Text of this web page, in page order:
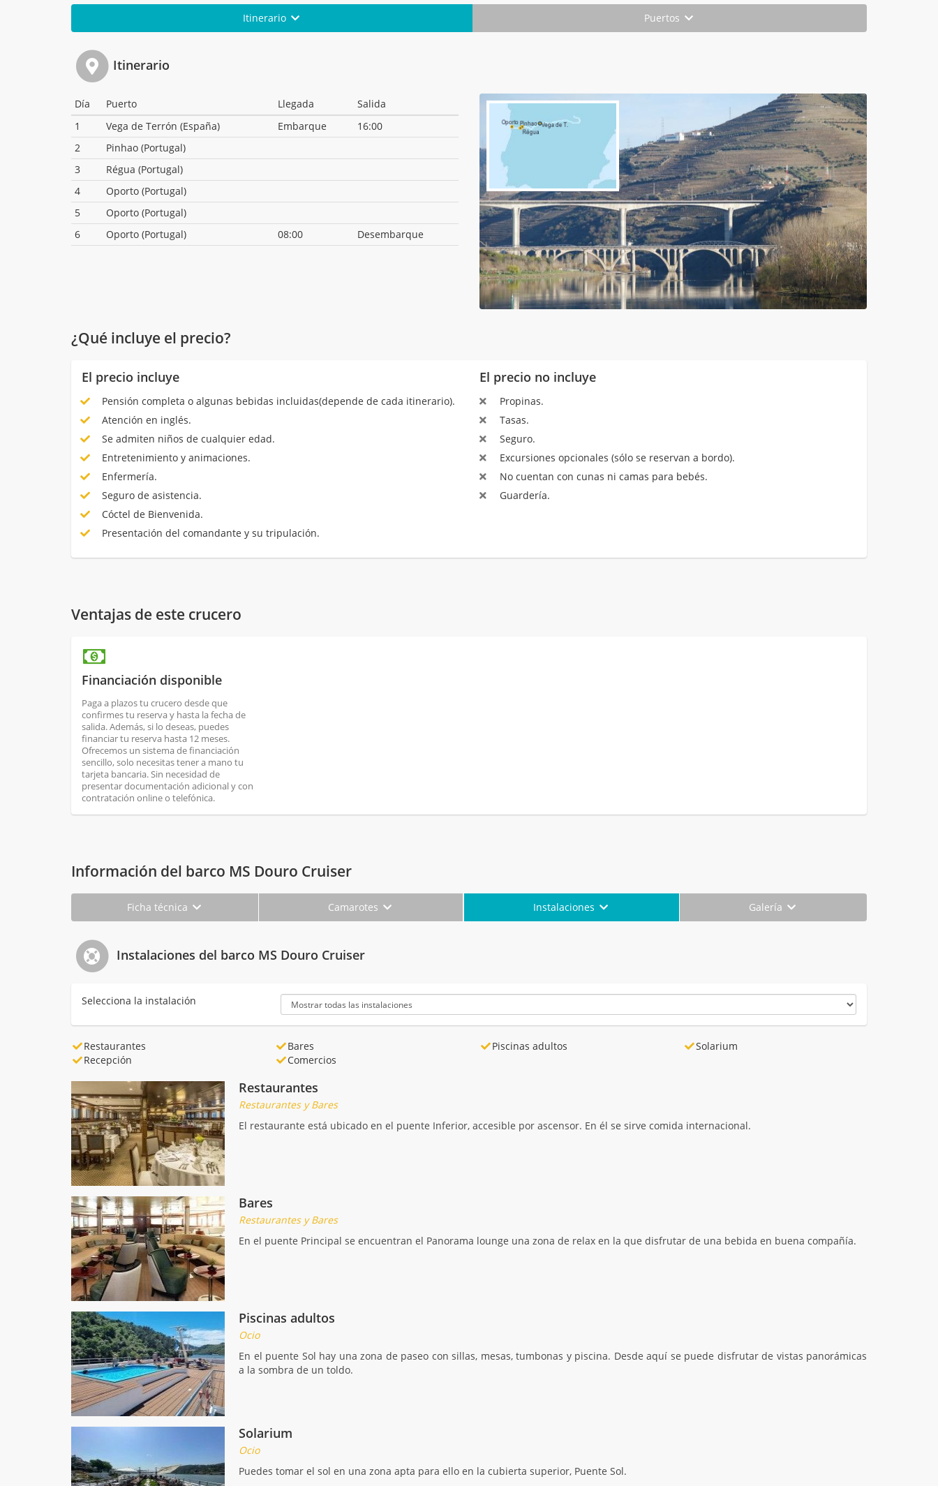
Itinerario Puertos
Itinerario
Día Puerto Llegada
Salida
1
Vega de Terrón (España) Embarque
16:00
2
Pinhao (Portugal)
3
Régua (Portugal)
4
Oporto (Portugal)
5
Oporto (Portugal)
6
Oporto (Portugal) 08:00 Desembarque
¿Qué incluye el precio?
El precio incluye
Pensión completa o algunas bebidas incluidas(depende de cada itinerario).
Atención en inglés.
Se admiten niños de cualquier edad.
Entretenimiento y animaciones.
Enfermería.
Seguro de asistencia.
Cóctel de Bienvenida.
Presentación del comandante y su tripulación.
El precio no incluye
Propinas.
Tasas.
Seguro.
Excursiones opcionales (sólo se reservan a bordo).
No cuentan con cunas ni camas para bebés.
Guardería.
Ventajas de este crucero
Financiación disponible
Paga a plazos tu crucero desde que
confirmes tu reserva y hasta la fecha de
salida. Además, si lo deseas, puedes
financiar tu reserva hasta 12 meses.
Ofrecemos un sistema de financiación
sencillo, solo necesitas tener a mano tu
tarjeta bancaria. Sin necesidad de
presentar documentación adicional y con
contratación online o telefónica.
Información del barco MS Douro Cruiser
Ficha técnica Camarotes Instalaciones Galería
Instalaciones del barco MS Douro Cruiser
Selecciona la instalación
Restaurantes Bares Piscinas adultos
Solarium
Recepción
Comercios
Restaurantes
Restaurantes y Bares
El restaurante está ubicado en el puente Inferior, accesible por ascensor. En él se sirve comida internacional.
Bares
Restaurantes y Bares
En el puente Principal se encuentran el Panorama lounge una zona de relax en la que disfrutar de una bebida en buena compañía.
Piscinas adultos
Ocio
En el puente Sol hay una zona de paseo con sillas, mesas, tumbonas y piscina. Desde aquí se puede disfrutar de vistas panorámicas
a la sombra de un toldo.
Solarium
Ocio
Puedes tomar el sol en una zona apta para ello en la cubierta superior, Puente Sol.